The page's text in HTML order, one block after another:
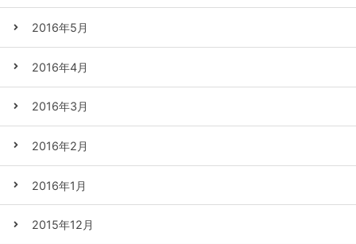
2016年5月
2016年4月
2016年3月
2016年2月
2016年1月
2015年12月